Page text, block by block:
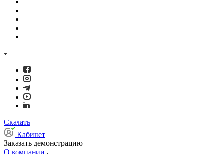
Скачать
Кабинет
Заказать демонстрацию
О компании